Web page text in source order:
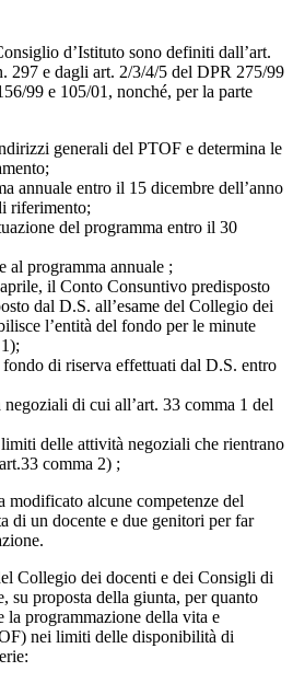
d’Istituto sono definiti dall’art.
297 e dagli art. 2/3/4/5 del DPR 275/99
99 e 105/01, nonché, per la parte
generali del PTOF e determina le
annuale entro il 15 dicembre dell’anno
riferimento;
del programma entro il 30
al programma annuale ;
il Conto Consuntivo predisposto
dal D.S. all’esame del Collegio dei
l’entità del fondo per le minute
di riserva effettuati dal D.S. entro
di cui all’art. 33 comma 1 del
delle attività negoziali che rientrano
comma 2) ;
modificato alcune competenze del
di un docente e due genitori per far
Collegio dei docenti e dei Consigli di
su proposta della giunta, per quanto
la programmazione della vita e
nei limiti delle disponibilità di